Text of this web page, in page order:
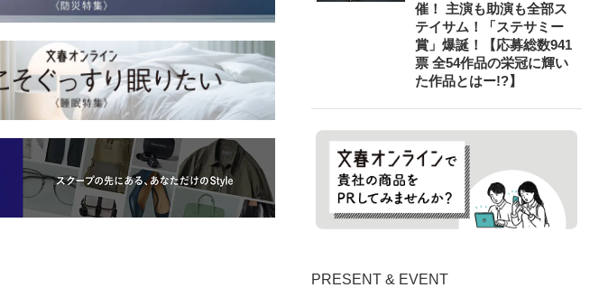
催！ 主演も助演も全部ス
テイサム！「ステサミー
賞」爆誕！【応募総数941
票 全54作品の栄冠に輝い
た作品とはー!?】
PRESENT & EVENT